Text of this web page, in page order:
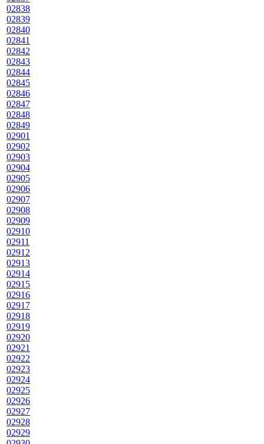
02838
02839
02840
02841
02842
02843
02844
02845
02846
02847
02848
02849
02901
02902
02903
02904
02905
02906
02907
02908
02909
02910
02911
02912
02913
02914
02915
02916
02917
02918
02919
02920
02921
02922
02923
02924
02925
02926
02927
02928
02929